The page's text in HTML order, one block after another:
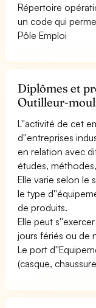
Répertoire
un code qui
Pôle Emploi
Diplômes et
Outilleur-
L''activité de cet
d''entreprises
en relation avec
études,
Elle varie selon le
le type
de produits.
Elle peut
jours fériés ou de
Le port
(casque,